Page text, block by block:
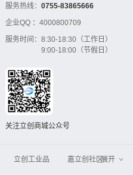
服务热线： 0755-83865666
企业QQ ： 4000800709
服务时间： 8:30-18:30（工作日）
9:00-18:00（节假日）
关注立创商城公众号
立创工业品
嘉立创社区展开